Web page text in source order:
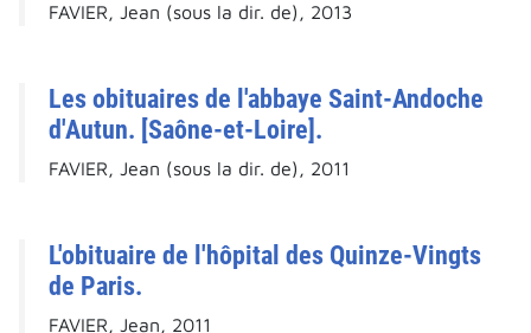
FAVIER, Jean (sous la dir. de), 2013
Les obituaires de l'abbaye Saint-Andoche
d'Autun. [Saône-et-Loire].
FAVIER, Jean (sous la dir. de), 2011
L'obituaire de l'hôpital des Quinze-Vingts
de Paris.
FAVIER, Jean, 2011